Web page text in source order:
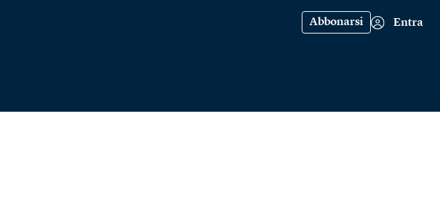
Abbonarsi Entra